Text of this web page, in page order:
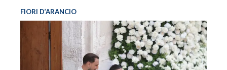
FIORI D’ARANCIO